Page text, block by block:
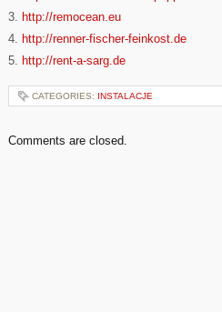
3. http://remocean.eu
4. http://renner-fischer-feinkost.de
5. http://rent-a-sarg.de
CATEGORIES: INSTALACJE
Comments are closed.